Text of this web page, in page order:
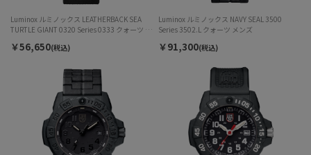
Luminox ルミノックス LEATHERBACK SEA
TURTLE GIANT 0320 Series 0333 クォーツ メ
￥56,650(税込)
Luminox ルミノックス NAVY SEAL 3500
Series 3502.L クォーツ メンズ
￥91,300(税込)